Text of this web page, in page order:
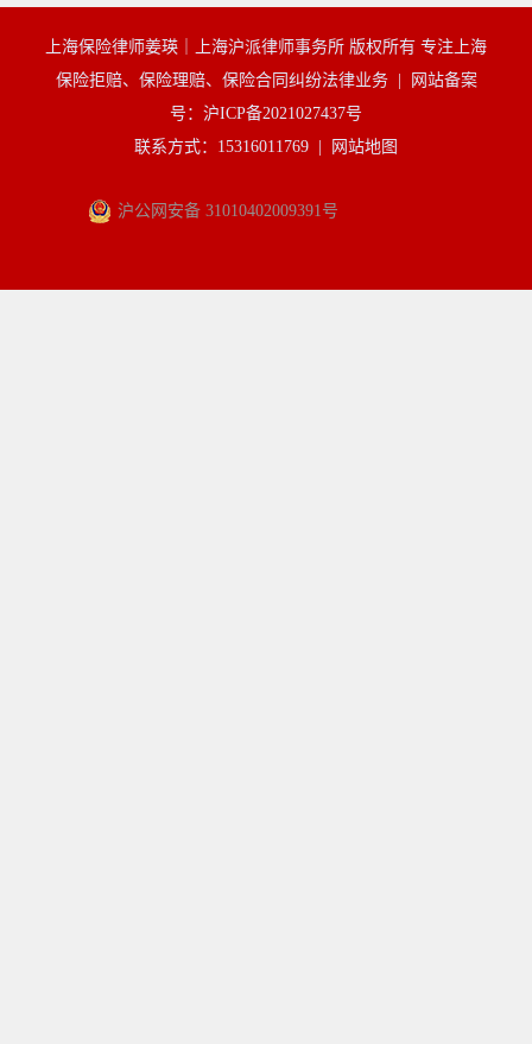
上海保险律师姜瑛｜上海沪派律师事务所 版权所有 专注上海
保险拒赔、保险理赔、保险合同纠纷法律业务 |
网站备案
号：沪ICP备2021027437号
联系方式：15316011769 |
网站地图
沪公网安备 31010402009391号